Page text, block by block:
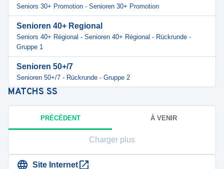
Seniors 30+ Promotion - Senioren 30+ Promotion
Senioren 40+ Regional
Seniors 40+ Régional - Senioren 40+ Régional - Rückrunde -
Gruppe 1
Senioren 50+/7
Senioren 50+/7 - Rückrunde - Gruppe 2
MATCHS SS
PRÉCÉDENT À VENIR
Charger plus
Site Internet